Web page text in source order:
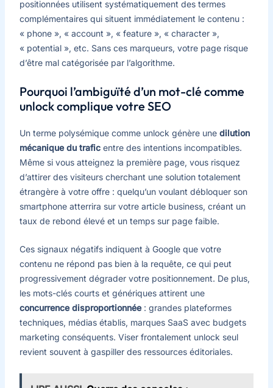
positionnées utilisent systématiquement des termes
complémentaires qui situent immédiatement le contenu :
« phone », « account », « feature », « character »,
« potential », etc. Sans ces marqueurs, votre page risque
d’être mal catégorisée par l’algorithme.
Pourquoi l’ambiguïté d’un mot-clé comme
unlock complique votre SEO
Un terme polysémique comme unlock génère une dilution
mécanique du traficentre des intentions incompatibles.
Même si vous atteignez la première page, vous risquez
d’attirer des visiteurs cherchant une solution totalement
étrangère à votre offre : quelqu’un voulant débloquer son
smartphone atterrira sur votre article business, créant un
taux de rebond élevé et un temps sur page faible.
Ces signaux négatifs indiquent à Google que votre
contenu ne répond pas bien à la requête, ce qui peut
progressivement dégrader votre positionnement. De plus,
les mots-clés courts et génériques attirent une
concurrence disproportionnée: grandes plateformes
techniques, médias établis, marques SaaS avec budgets
marketing conséquents. Viser frontalement unlock seul
revient souvent à gaspiller des ressources éditoriales.